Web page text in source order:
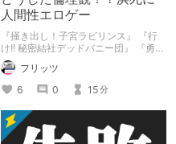
人間性エロゲー
『掻き出し！子宮ラビリンス』 『行
け!! 秘密結社デッドバニー団』 『勇者
ミアとツンツン猫サキュバス ~それで
も勇者はコロせない!~』 『めいどいん
めいど！』 本記事はねくすとテーマ
「人に薦めづらいけど好きな作
品」”ではない”です。 好きだったら人
に薦めるのは当たり前だよなぁ！？
フリッツ
6
0 15分